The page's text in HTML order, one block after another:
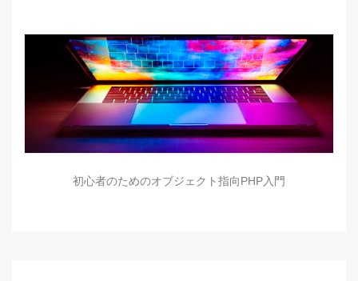
初心者のためのオブジェクト指向PHP入門